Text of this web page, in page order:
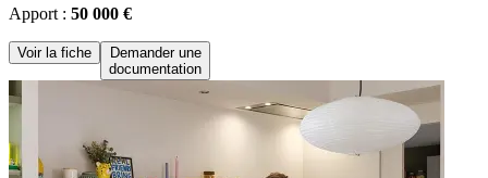
Apport : 50 000 €
Voir la fiche
Demander une
documentation